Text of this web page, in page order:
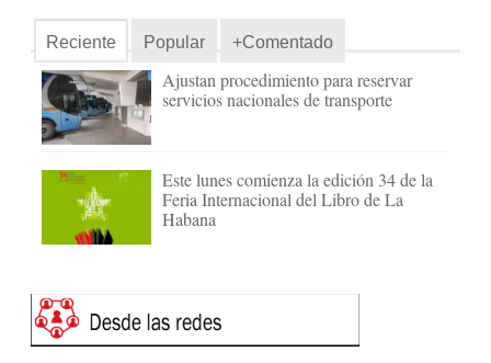
Reciente Popular +Comentado
Ajustan procedimiento para reservar
servicios nacionales de transporte
Este lunes comienza la edición 34 de la
Feria Internacional del Libro de La
Habana